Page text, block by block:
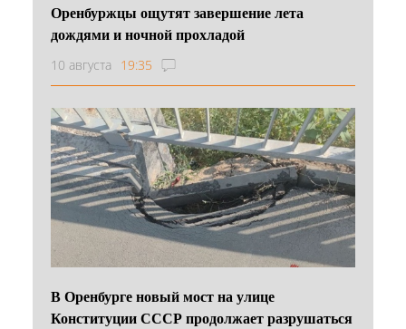
Оренбуржцы ощутят завершение лета
дождями и ночной прохладой
10 августа 19:35
В Оренбурге новый мост на улице
Конституции СССР продолжает разрушаться